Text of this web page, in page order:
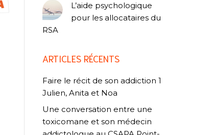
L’aide psychologique
pour les allocataires du
RSA
ARTICLES RÉCENTS
Faire le récit de son addiction 1
Julien, Anita et Noa
Une conversation entre une
toxicomane et son médecin